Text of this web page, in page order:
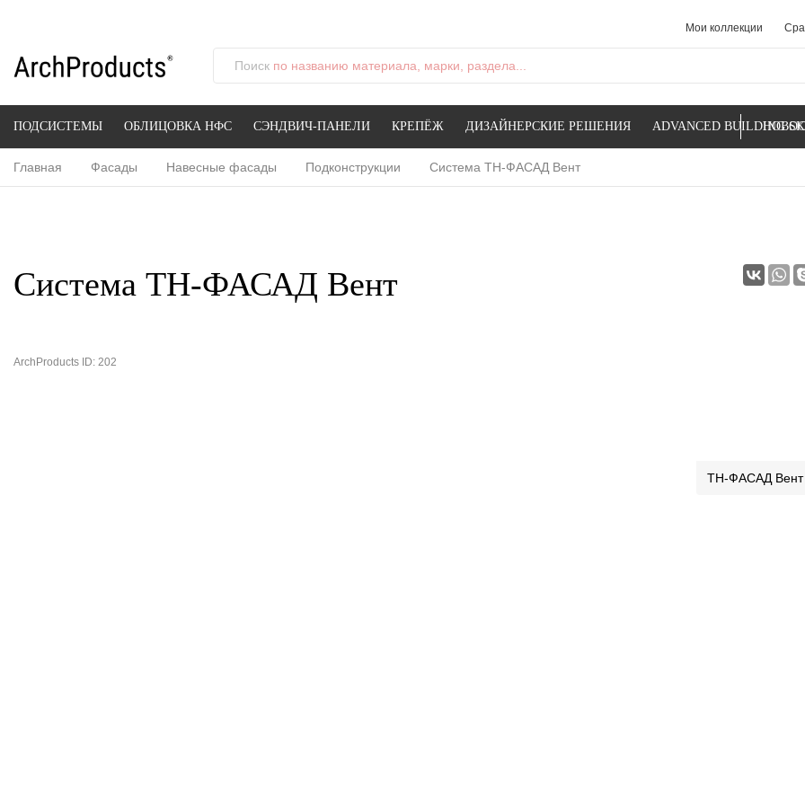
Мои коллекции
Поиск по названию материала, марки, раздела...
ПОДСИСТЕМЫ ОБЛИЦОВКА НФС СЭНДВИЧ-ПАНЕЛИ КРЕПЁЖ ДИЗАЙНЕРСКИЕ РЕШЕНИЯ ADVANCED BUILDING
Главная Фасады Навесные фасады Подконструкции Система ТН-ФАСАД Вент
Система ТН-ФАСАД Вент
ArchProducts ID: 202
ТН-ФАСАД Вент